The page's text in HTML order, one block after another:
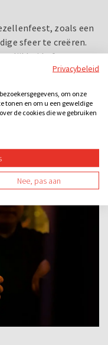
zoals een
sfeer te creëren.
of
zoals een Hollywood-
of een jaren '80
zich te kleden
en plezier toe te
Privacybeleid
om onze
tonen en om u een geweldige
de cookies die we gebruiken
Nee, pas aan